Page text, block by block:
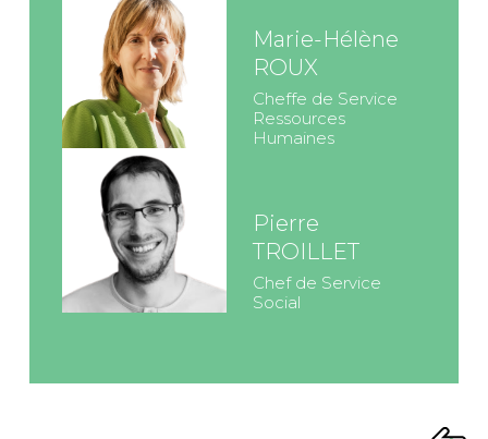
Marie-Hélène
ROUX
Cheffe de Service
Ressources
Humaines
Pierre
TROILLET
Chef de Service
Social